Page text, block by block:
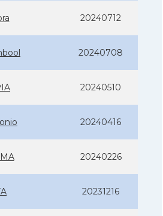
20240712
20240708
20240510
20240416
20240226
20231216